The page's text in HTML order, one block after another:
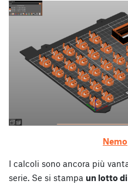
Nemo
I calcoli sono ancora più
serie. Se si stampa un lotto